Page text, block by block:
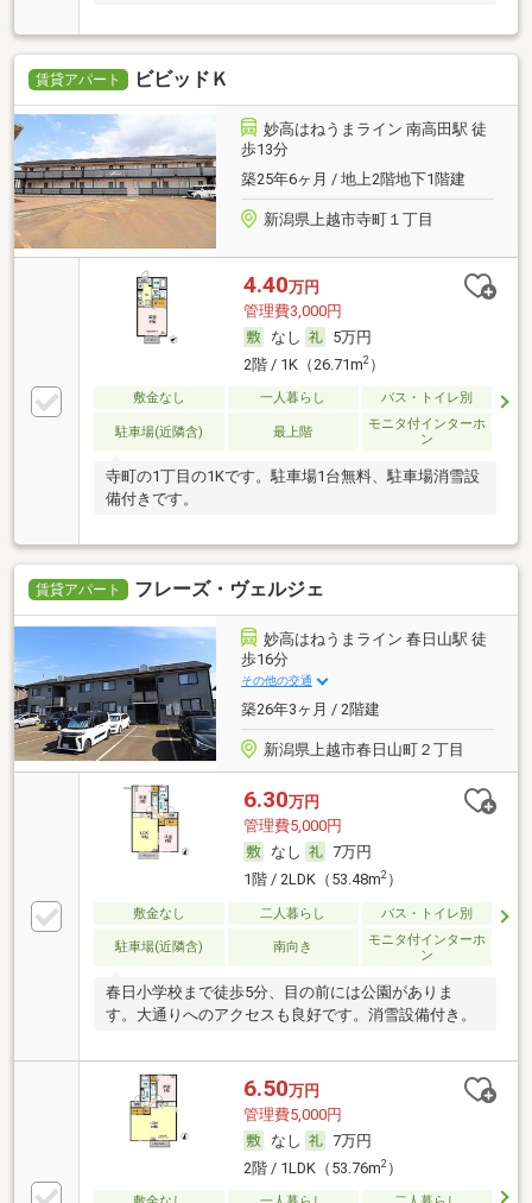
賃貸アパート ビビッドＫ
妙高はねうまライン 南高田駅 徒
歩13分
築25年6ヶ月 / 地上2階地下1階建
新潟県上越市寺町１丁目
4.40万円
管理費3,000円
なし
5万円
2階 / 1K（26.71m2）
敷金なし 一人暮らし バス・トイレ別
駐車場(近隣含) 最上階
モニタ付インターホ
ン
寺町の1丁目の1Kです。駐車場1台無料、駐車場消雪設
備付きです。
賃貸アパート フレーズ・ヴェルジェ
妙高はねうまライン 春日山駅 徒
歩16分
その他の交通
築26年3ヶ月 / 2階建
新潟県上越市春日山町２丁目
6.30万円
管理費5,000円
なし
7万円
1階 / 2LDK（53.48m2）
敷金なし 二人暮らし バス・トイレ別
駐車場(近隣含) 南向き
モニタ付インターホ
ン
春日小学校まで徒歩5分、目の前には公園がありま
す。大通りへのアクセスも良好です。消雪設備付き。
6.50万円
管理費5,000円
なし
7万円
2階 / 1LDK（53.76m2）